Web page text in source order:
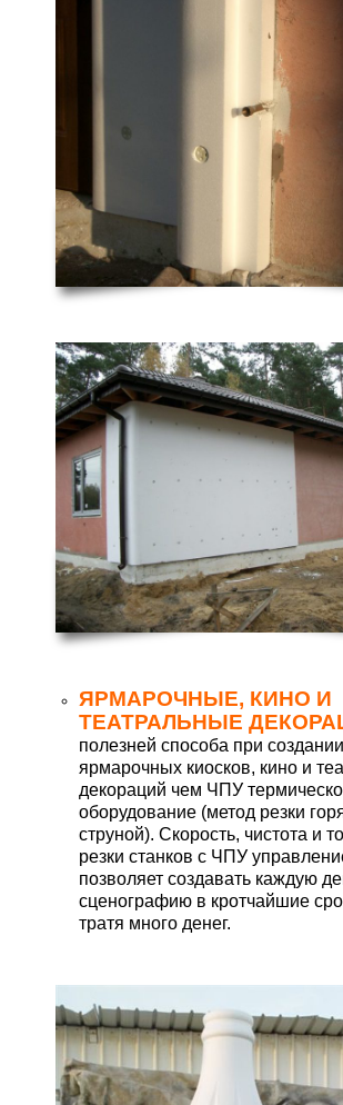
ЯРМАРОЧНЫЕ, КИНО И
ТЕАТРАЛЬНЫЕ
полезней способа при создании
ярмарочных киосков, кино и
декораций чем ЧПУ
оборудование (метод резки
струной). Скорость, чистота и
резки станков с ЧПУ
позволяет создавать каждую
сценографию в кротчайшие
тратя много денег.